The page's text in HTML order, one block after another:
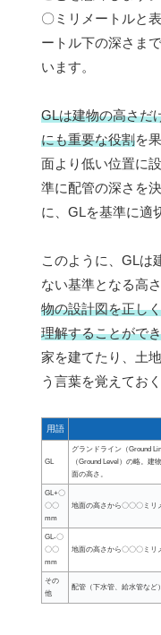
〇ミリメートルと
ートル下の深さま
います。
GLは建物の高さだ
にも重要な役割を
面より低い位置に
準に配管の深さを
に、GLを基準に適
このように、GLは
ない基準となる高さ
物の設計図を正し
理解することがで
家を建てたり、土
う言葉を覚えてお
用語
GL
グランドライン（Ground
（Ground Level）の略。
面の高さ。
GL+〇
〇〇
mm
地面の高さから〇〇〇ミリ
GL-〇
〇〇
mm
地面の高さから〇〇〇ミリ
その
他
配管（下水管、給水管など